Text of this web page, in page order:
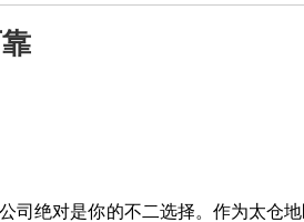
司绝对是你的不二选择。作为太仓